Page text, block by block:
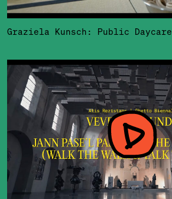
Graziela Kunsch: Public Daycare